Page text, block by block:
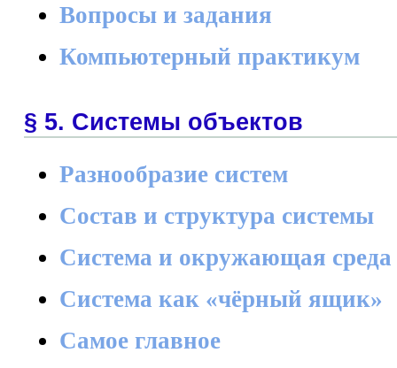
Вопросы и задания
Компьютерный практикум
§ 5. Системы объектов
Разнообразие систем
Состав и структура системы
Система и окружающая среда
Система как «чёрный ящик»
Самое главное